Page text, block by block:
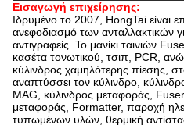
Εισαγωγή επιχείρησης:
Ιδρυμένο το 2007, HongTai είναι
ανεφοδιασμό των ανταλλακτικών
αντιγραφείς. Το μανίκι ταινιών
κασέτα τονωτικού, τσιπ, PCR,
κύλινδρος χαμηλότερης πίεσης,
αναπτύσσει τον κύλινδρο,
MAG, κύλινδρος μεταφοράς,
μεταφοράς, Formatter, παροχή
τυπωμένων υλών, θερμική